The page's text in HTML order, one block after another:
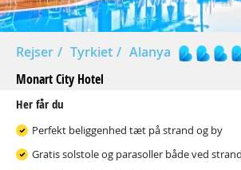
Rejser Tyrkiet
Alanya
Monart City Hotel
Her får du
Perfekt beliggenhed tæt på strand og by
Gratis solstole og parasoller både ved